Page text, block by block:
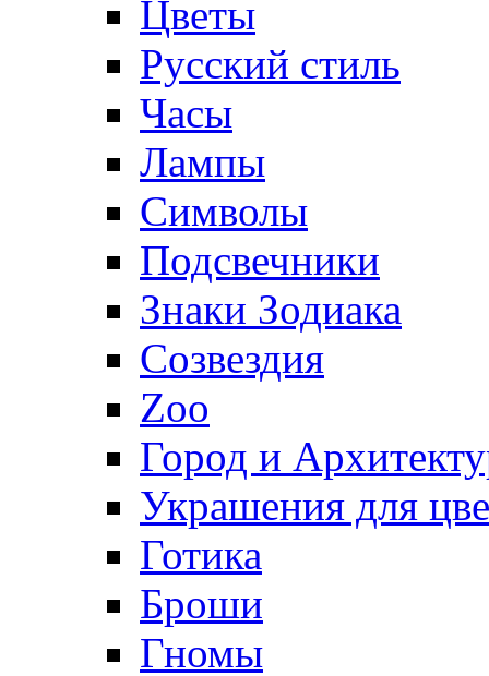
Цветы
Русский стиль
Часы
Лампы
Символы
Подсвечники
Знаки Зодиака
Созвездия
Zoo
Город и
Украшения для
Готика
Броши
Гномы